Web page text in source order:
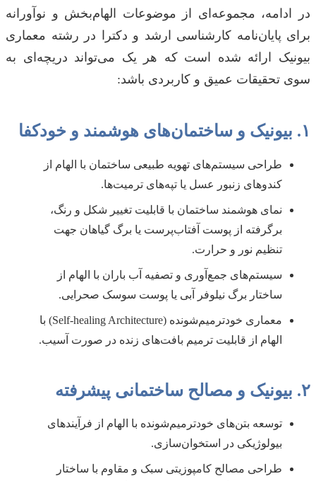
در ادامه، مجموعه‌ای از موضوعات الهام‌بخش و نوآورانه
برای پایان‌نامه کارشناسی ارشد و دکترا در رشته معماری
بیونیک ارائه شده است که هر یک می‌تواند دریچه‌ای به
سوی تحقیقات عمیق و کاربردی باشد:
۱. بیونیک و ساختمان‌های هوشمند و خودکفا
طراحی سیستم‌های تهویه طبیعی ساختمان با الهام از
کندوهای زنبور عسل یا تپه‌های ترمیت‌ها.
نمای هوشمند ساختمان با قابلیت تغییر شکل و رنگ،
برگرفته از پوست آفتاب‌پرست یا برگ گیاهان جهت
تنظیم نور و حرارت.
سیستم‌های جمع‌آوری و تصفیه آب باران با الهام از
ساختار برگ نیلوفر آبی یا پوست سوسک صحرایی.
معماری خودترمیم‌شونده (Self-healing Architecture) با
الهام از قابلیت ترمیم بافت‌های زنده در صورت آسیب.
۲. بیونیک و مصالح ساختمانی پیشرفته
توسعه بتن‌های خودترمیم‌شونده با الهام از فرآیندهای
بیولوژیکی در استخوان‌سازی.
طراحی مصالح کامپوزیتی سبک و مقاوم با ساختار